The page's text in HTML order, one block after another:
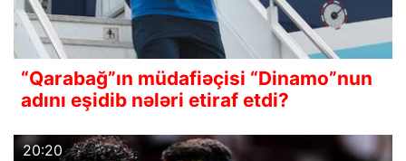
“Qarabağ”ın müdafiəçisi “Dinamo”nun
adını eşidib nələri etiraf etdi?
20:20